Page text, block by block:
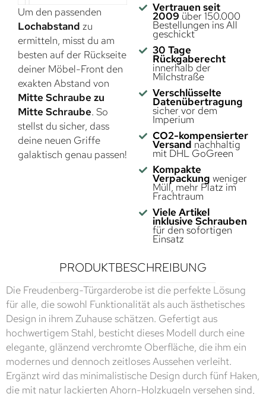
Um den passenden
Lochabstand zu
ermitteln, misst du am
besten auf der Rückseite
deiner Möbel-Front den
exakten Abstand von
Mitte Schraube zu
Mitte Schraube. So
stellst du sicher, dass
deine neuen Griffe
galaktisch genau passen!
Vertrauen seit
2009 über 150.000
Bestellungen ins All
geschickt
30 Tage
Rückgaberecht
innerhalb der
Milchstraße
Verschlüsselte
Datenübertragung
sicher vor dem
Imperium
CO2-kompensierter
Versand nachhaltig
mit DHL GoGreen
Kompakte
Verpackung weniger
Müll, mehr Platz im
Frachtraum
Viele Artikel
inklusive Schrauben
für den sofortigen
Einsatz
PRODUKTBESCHREIBUNG
Die Freudenberg-Türgarderobe ist die perfekte Lösung
für alle, die sowohl Funktionalität als auch ästhetisches
Design in ihrem Zuhause schätzen. Gefertigt aus
hochwertigem Stahl, besticht dieses Modell durch eine
elegante, glänzend verchromte Oberfläche, die ihm ein
modernes und dennoch zeitloses Aussehen verleiht.
Ergänzt wird das minimalistische Design durch fünf Haken,
die mit natur lackierten Ahorn-Holzkugeln versehen sind,